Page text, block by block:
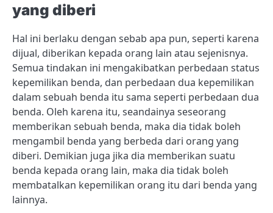
yang diberi
Hal ini berlaku dengan sebab apa pun, seperti karena
dijual, diberikan kepada orang lain atau sejenisnya.
Semua tindakan ini mengakibatkan perbedaan status
kepemilikan benda, dan perbedaan dua kepemilikan
dalam sebuah benda itu sama seperti perbedaan dua
benda. Oleh karena itu, seandainya seseorang
memberikan sebuah benda, maka dia tidak boleh
mengambil benda yang berbeda dari orang yang
diberi. Demikian juga jika dia memberikan suatu
benda kepada orang lain, maka dia tidak boleh
membatalkan kepemilikan orang itu dari benda yang
lainnya.